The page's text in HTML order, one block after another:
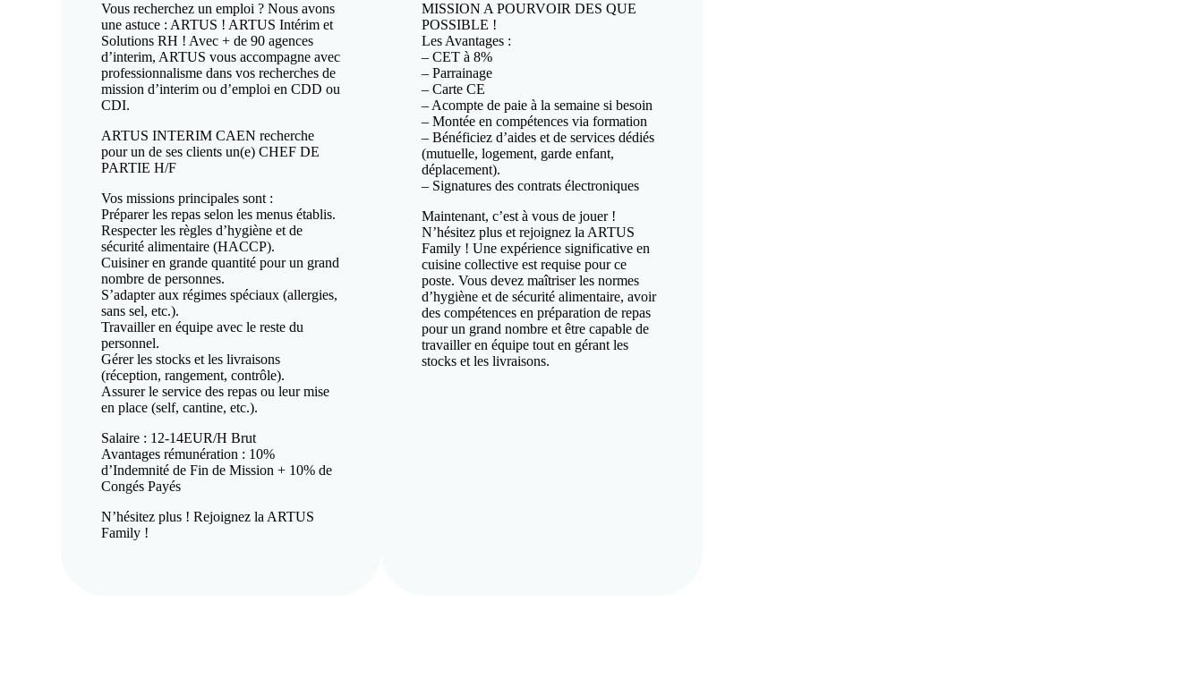
Vous recherchez un emploi ? Nous avons
une astuce : ARTUS ! ARTUS Intérim et
Solutions RH ! Avec + de 90 agences
d’interim, ARTUS vous accompagne avec
professionnalisme dans vos recherches de
mission d’interim ou d’emploi en CDD ou
CDI.
ARTUS INTERIM CAEN recherche
pour un de ses clients un(e) CHEF DE
PARTIE H/F
Vos missions principales sont :
Préparer les repas selon les menus établis.
Respecter les règles d’hygiène et de
sécurité alimentaire (HACCP).
Cuisiner en grande quantité pour un grand
nombre de personnes.
S’adapter aux régimes spéciaux (allergies,
sans sel, etc.).
Travailler en équipe avec le reste du
personnel.
Gérer les stocks et les livraisons
(réception, rangement, contrôle).
Assurer le service des repas ou leur mise
en place (self, cantine, etc.).
Salaire : 12-14EUR/H Brut
Avantages rémunération : 10%
d’Indemnité de Fin de Mission + 10% de
Congés Payés
N’hésitez plus ! Rejoignez la ARTUS
Family !
MISSION A POURVOIR DES QUE
POSSIBLE !
Les Avantages :
– CET à 8%
– Parrainage
– Carte CE
– Acompte de paie à la semaine si besoin
– Montée en compétences via formation
– Bénéficiez d’aides et de services dédiés
(mutuelle, logement, garde enfant,
déplacement).
– Signatures des contrats électroniques
Maintenant, c’est à vous de jouer !
N’hésitez plus et rejoignez la ARTUS
Family ! Une expérience significative en
cuisine collective est requise pour ce
poste. Vous devez maîtriser les normes
d’hygiène et de sécurité alimentaire, avoir
des compétences en préparation de repas
pour un grand nombre et être capable de
travailler en équipe tout en gérant les
stocks et les livraisons.